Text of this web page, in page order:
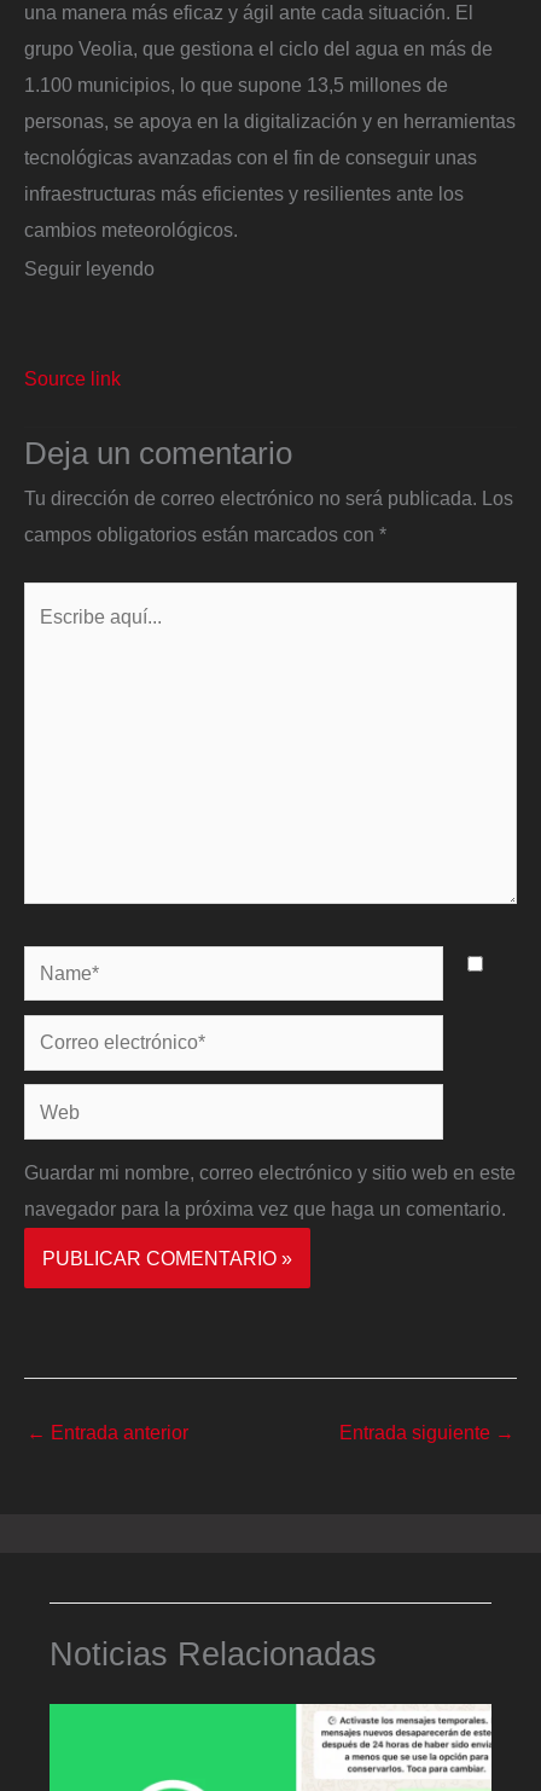
una manera más eficaz y ágil ante cada situación. El
grupo Veolia, que gestiona el ciclo del agua en más de
1.100 municipios, lo que supone 13,5 millones de
personas, se apoya en la digitalización y en herramientas
tecnológicas avanzadas con el fin de conseguir unas
infraestructuras más eficientes y resilientes ante los
cambios meteorológicos.
Seguir leyendo
Source link
Deja un comentario
Tu dirección de correo electrónico no será publicada. Los
campos obligatorios están marcados con *
Name*
Correo
electrónico*
Web
Guardar mi nombre, correo electrónico y sitio web en este
navegador para la próxima vez que haga un comentario.
← Entrada anterior Entrada siguiente →
Noticias Relacionadas